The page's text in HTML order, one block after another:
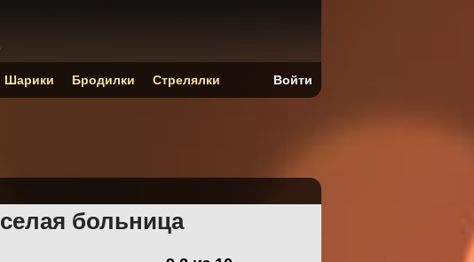
больница
Шарики Бродилки Стрелялки Войти